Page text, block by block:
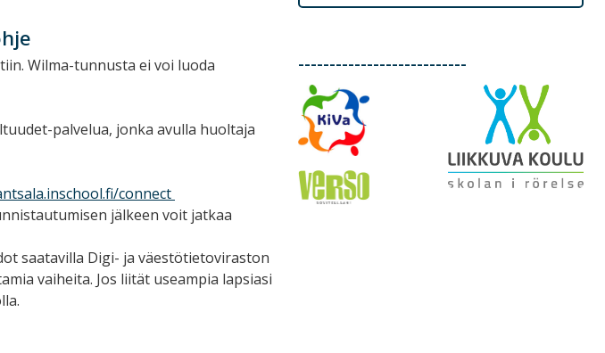
Wilma-tunnusta ei voi luoda
palvelua, jonka avulla huoltaja
connect
jälkeen voit jatkaa
saatavilla Digi- ja väestötietoviraston
vaiheita. Jos liität useampia lapsiasi
---------------------------